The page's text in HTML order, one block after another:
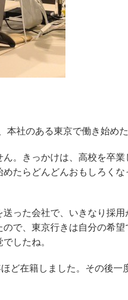
社のある東京で働き始めた
。きっかけは、高校を卒
たらどんどんおもしろく
った会社で、いきなり採
で、東京行きは自分の希
したね。
ど在籍しました。その後